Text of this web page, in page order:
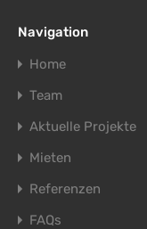
Navigation
Home
Team
Aktuelle Projekte
Mieten
Referenzen
FAQs